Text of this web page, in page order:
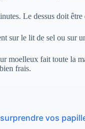
Le dessus doit
sur le lit de sel ou sur
moelleux fait toute la
frais.
vos